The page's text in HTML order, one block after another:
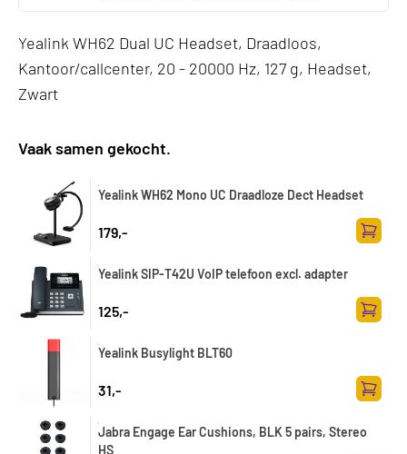
Yealink WH62 Dual UC Headset, Draadloos,
Kantoor/callcenter, 20 - 20000 Hz, 127 g, Headset,
Zwart
Vaak samen gekocht.
Yealink WH62 Mono UC Draadloze Dect Headset
179,-
Yealink SIP-T42U VoIP telefoon excl. adapter
125,-
Yealink Busylight BLT60
31,-
Jabra Engage Ear Cushions, BLK 5 pairs, Stereo
HS